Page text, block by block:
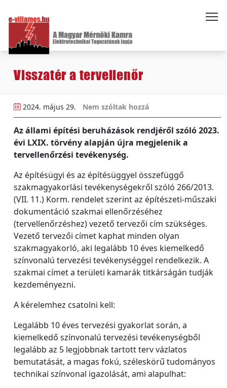
Visszatér a tervellenőr
2024. május 29. Nem szóltak hozzá
Az állami építési beruházások rendjéről szóló 2023.
évi LXIX. törvény alapján újra megjelenik a
tervellenőrzési tevékenység.
Az építésügyi és az építésüggyel összefüggő
szakmagyakorlási tevékenységekről szóló 266/2013.
(VII. 11.) Korm. rendelet szerint az építészeti-műszaki
dokumentáció szakmai ellenőrzéséhez
(tervellenőrzéshez) vezető tervezői cím szükséges.
Vezető tervezői címet kaphat minden olyan
szakmagyakorló, aki legalább 10 éves kiemelkedő
színvonalú tervezési tevékenységgel rendelkezik. A
szakmai címet a területi kamarák titkárságán tudják
kezdeményezni.
A kérelemhez csatolni kell:
Legalább 10 éves tervezési gyakorlat során, a
kiemelkedő színvonalú tervezési tevékenységből
legalább az 5 legjobbnak tartott terv vázlatos
bemutatását, a magas fokú, széleskörű tudományos
technikai színvonal igazolását, ami alapulhat: